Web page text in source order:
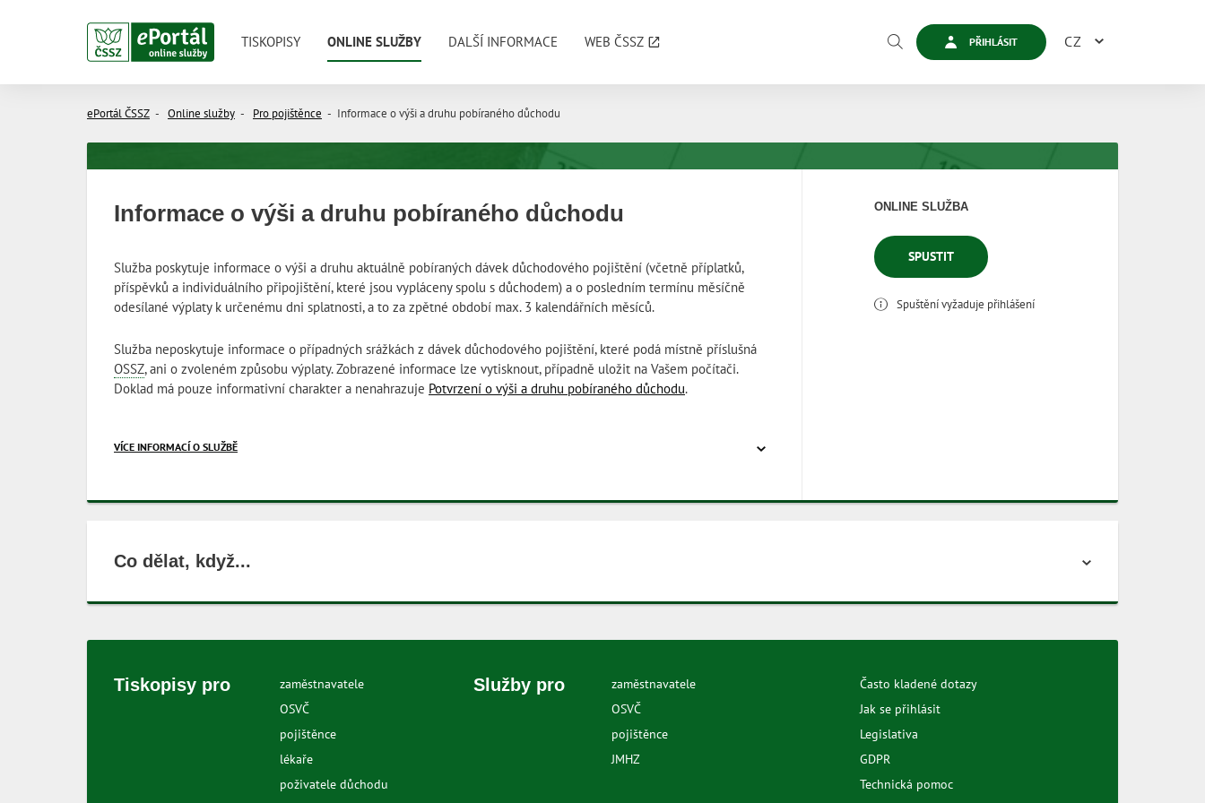
TISKOPISY ONLINE SLUŽBY DALŠÍ INFORMACE WEB ČSSZ PŘIHLÁSIT CZ
Hledaný výraz
ePortál ČSSZ Online služby Pro pojištěnce Informace o výši a druhu pobíraného důchodu
Informace o výši a druhu pobíraného důchodu
Služba poskytuje informace o výši a druhu aktuálně pobíraných dávek důchodového pojištění (včetně příplatků,
příspěvků a individuálního připojištění, které jsou vypláceny spolu s důchodem) a o posledním termínu měsíčně
odesílané výplaty k určenému dni splatnosti, a to za zpětné období max. 3 kalendářních měsíců.
Služba neposkytuje informace o případných srážkách z dávek důchodového pojištění, které podá místně příslušná
OSSZ, ani o zvoleném způsobu výplaty. Zobrazené informace lze vytisknout, případně uložit na Vašem počítači.
Doklad má pouze informativní charakter a nenahrazuje Potvrzení o výši a druhu pobíraného důchodu.
VÍCE INFORMACÍ O SLUŽBĚ
ONLINE SLUŽBA
SPUSTIT
Spuštění vyžaduje přihlášení
Co dělat, když...
Tiskopisy pro
zaměstnavatele
OSVČ
pojištěnce
lékaře
poživatele důchodu
Služby pro
zaměstnavatele
OSVČ
pojištěnce
JMHZ
Často kladené dotazy
Jak se přihlásit
Legislativa
GDPR
Technická pomoc